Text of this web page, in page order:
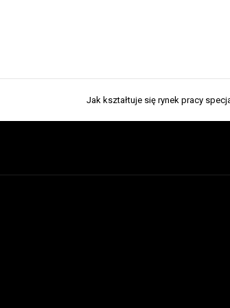
Jak kształtuje się rynek pracy